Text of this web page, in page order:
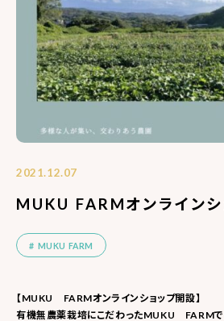
2021.12.07
MUKU FARMオンラインシ
MUKU FARM
【MUKU FARMオンラインショップ開設】
有機無農薬栽培にこだわったMUKU FARM